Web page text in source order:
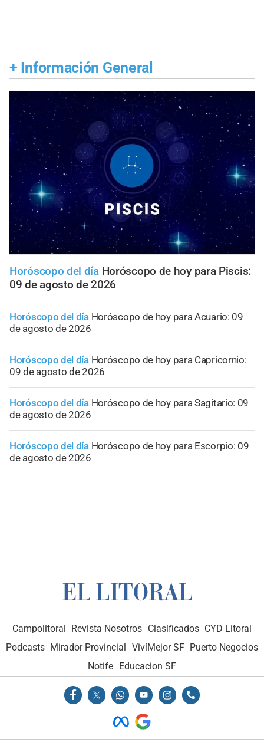
+ Información General
Horóscopo del día Horóscopo de hoy para Piscis:
09 de agosto de 2026
Horóscopo del día Horóscopo de hoy para Acuario: 09
de agosto de 2026
Horóscopo del día Horóscopo de hoy para Capricornio:
09 de agosto de 2026
Horóscopo del día Horóscopo de hoy para Sagitario: 09
de agosto de 2026
Horóscopo del día Horóscopo de hoy para Escorpio: 09
de agosto de 2026
Campolitoral Revista Nosotros Clasificados CYD Litoral
Podcasts Mirador Provincial VivíMejor SF Puerto Negocios
Notife
Educacion SF